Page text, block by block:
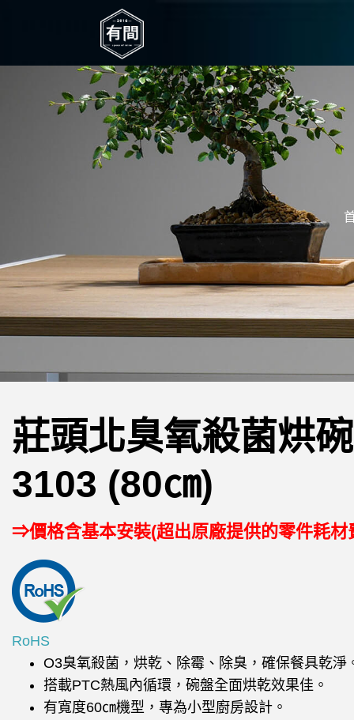
莊頭北臭氧殺菌烘
3103 (80㎝)
⇒價格含基本安裝(超出原廠提供的零件耗材
RoHS
O3臭氧殺菌，烘乾、除霉、除臭，確保餐具乾淨
搭載PTC熱風內循環，碗盤全面烘乾效果佳。
有寬度60㎝機型，專為小型廚房設計。